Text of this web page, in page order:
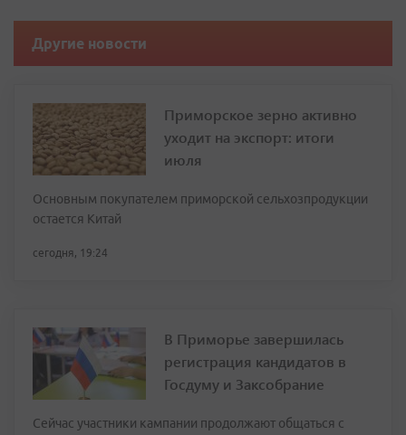
Другие новости
Приморское зерно активно
уходит на экспорт: итоги
июля
Основным покупателем приморской сельхозпродукции
остается Китай
сегодня, 19:24
В Приморье завершилась
регистрация кандидатов в
Госдуму и Заксобрание
Сейчас участники кампании продолжают общаться с